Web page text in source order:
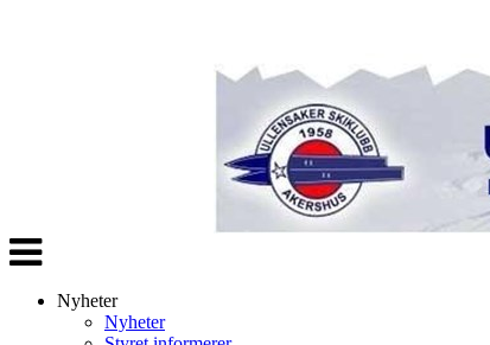
Veksle
navigasjon
Nyheter
Nyheter